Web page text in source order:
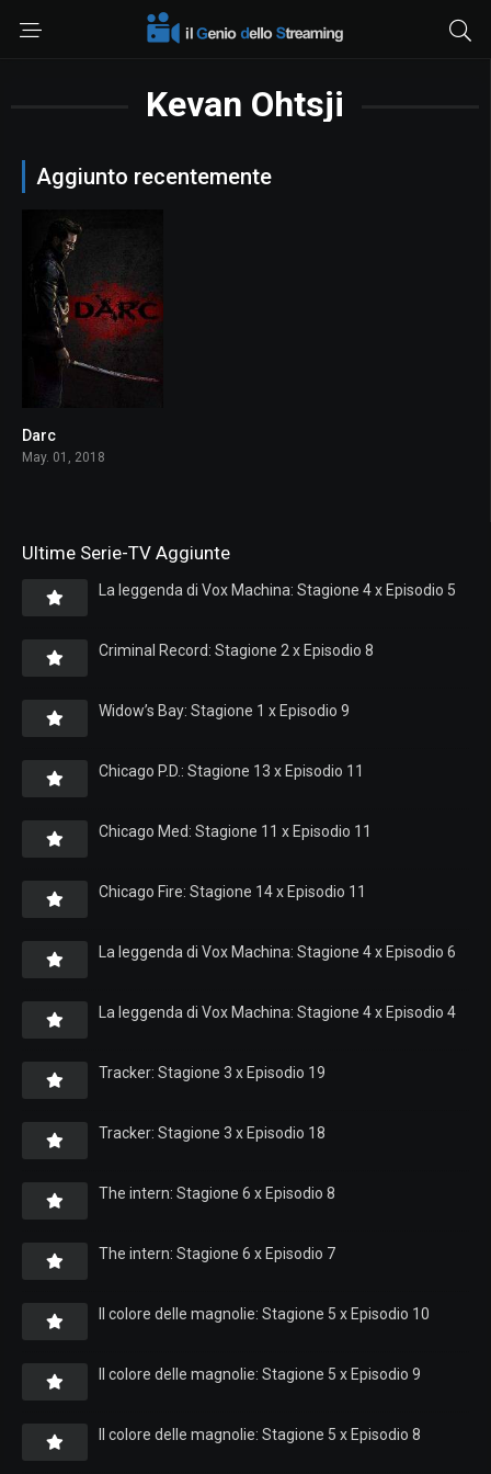
Kevan Ohtsji
Aggiunto recentemente
Darc
May. 01, 2018
Ultime Serie-TV Aggiunte
La leggenda di Vox Machina: Stagione 4 x Episodio 5
Criminal Record: Stagione 2 x Episodio 8
Widow’s Bay: Stagione 1 x Episodio 9
Chicago P.D.: Stagione 13 x Episodio 11
Chicago Med: Stagione 11 x Episodio 11
Chicago Fire: Stagione 14 x Episodio 11
La leggenda di Vox Machina: Stagione 4 x Episodio 6
La leggenda di Vox Machina: Stagione 4 x Episodio 4
Tracker: Stagione 3 x Episodio 19
Tracker: Stagione 3 x Episodio 18
The intern: Stagione 6 x Episodio 8
The intern: Stagione 6 x Episodio 7
Il colore delle magnolie: Stagione 5 x Episodio 10
Il colore delle magnolie: Stagione 5 x Episodio 9
Il colore delle magnolie: Stagione 5 x Episodio 8